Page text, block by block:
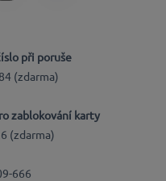
při poruše
(zdarma)
zablokování karty
(zdarma)
666